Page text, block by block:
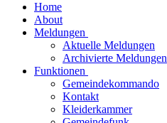
Home
About
Meldungen
Aktuelle Meldungen
Archivierte Meldungen
Funktionen
Gemeindekommando
Kontakt
Kleiderkammer